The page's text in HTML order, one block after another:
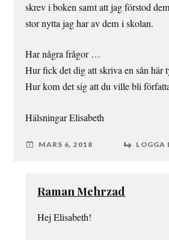
skrev i boken samt att jag förstod
stor nytta jag har av dem i skolan.
Har några frågor …
Hur fick det dig att skriva en sån här
Hur kom det sig att du ville bli
Hälsningar Elisabeth
MARS 6, 2018 LOGGA
Raman Mehrzad
Hej Elisabeth!